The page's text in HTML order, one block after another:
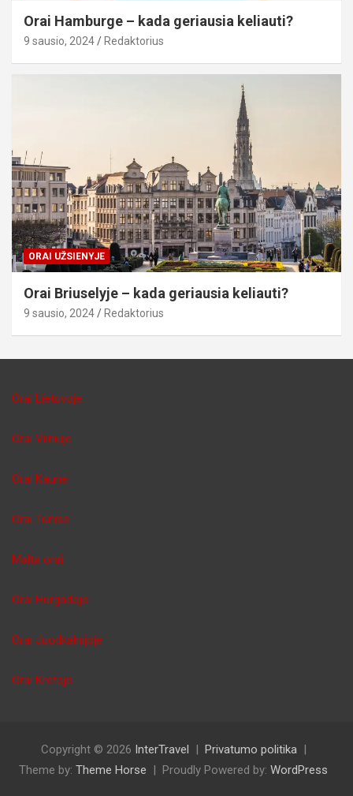
Orai Hamburge – kada geriausia keliauti?
9 sausio, 2024 Redaktorius
ORAI UŽSIENYJE
Orai Briuselyje – kada geriausia keliauti?
9 sausio, 2024 Redaktorius
Orai Lietuvoje
Orai Vilniuje
Orai Kaune
Orai Tunise
Malta orai
Orai Hurgadoje
Orai Juodkalnijoje
Orai Kretoje
Copyright © 2026 InterTravel
Privatumo politika
Theme by: Theme Horse Proudly Powered by: WordPress